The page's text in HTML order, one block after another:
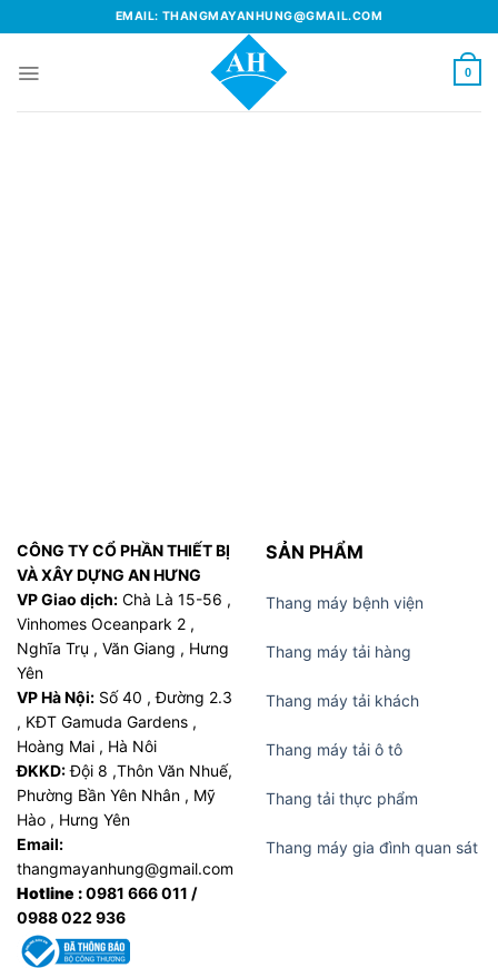
to
EMAIL: THANGMAYANHUNG@GMAIL.COM
0
CÔNG TY CỔ PHẦN THIẾT BỊ
VÀ XÂY DỰNG AN HƯNG
VP Giao dịch: Chà Là 15-56 ,
Vinhomes Oceanpark 2 ,
Nghĩa Trụ , Văn Giang , Hưng
Yên
VP Hà Nội: Số 40 , Đường 2.3
, KĐT Gamuda Gardens ,
Hoàng Mai , Hà Nôi
ĐKKD:Đội 8 ,Thôn Văn Nhuế,
Phường Bần Yên Nhân , Mỹ
Hào , Hưng Yên
Email:
thangmayanhung@gmail.com
Hotline :0981 666 011 /
0988 022 936
SẢN PHẨM
Thang máy bệnh viện
Thang máy tải hàng
Thang máy tải khách
Thang máy tải ô tô
Thang tải thực phẩm
Thang máy gia đình quan sát